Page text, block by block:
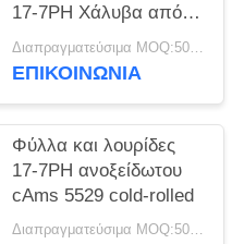
17-7PH Χάλυβα από
ανοξείδωτο χάλυβα
Διαπραγματεύσιμα MOQ:500 κλ
ΕΠΙΚΟΙΝΩΝΊΑ
Φύλλα και λουρίδες
17-7PH ανοξείδωτου
cAms 5529 cold-rolled
Διαπραγματεύσιμα MOQ:500 ΚΛ